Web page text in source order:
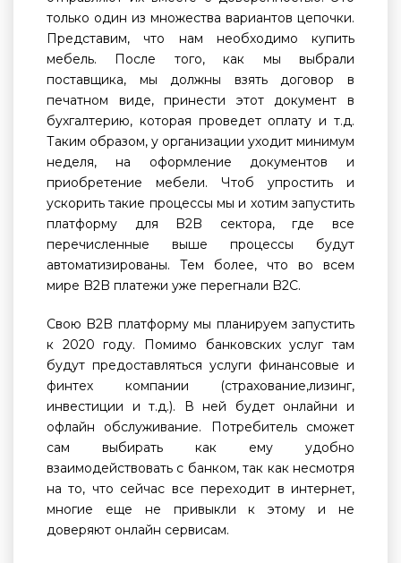
только один из множества вариантов цепочки.
Представим, что нам необходимо купить
мебель. После того, как мы выбрали
поставщика, мы должны взять договор в
печатном виде, принести этот документ в
бухгалтерию, которая проведет оплату и т.д.
Таким образом, у организации уходит минимум
неделя, на оформление документов и
приобретение мебели. Чтоб упростить и
ускорить такие процессы мы и хотим запустить
платформу для B2B сектора, где все
перечисленные выше процессы будут
автоматизированы. Тем более, что во всем
мире B2B платежи уже перегнали B2C.
Свою B2B платформу мы планируем запустить
к 2020 году. Помимо банковских услуг там
будут предоставляться услуги финансовые и
финтех компании (страхование,лизинг,
инвестиции и т.д.). В ней будет онлайни и
офлайн обслуживание. Потребитель сможет
сам выбирать как ему удобно
взаимодействовать с банком, так как несмотря
на то, что сейчас все переходит в интернет,
многие еще не привыкли к этому и не
доверяют онлайн сервисам.